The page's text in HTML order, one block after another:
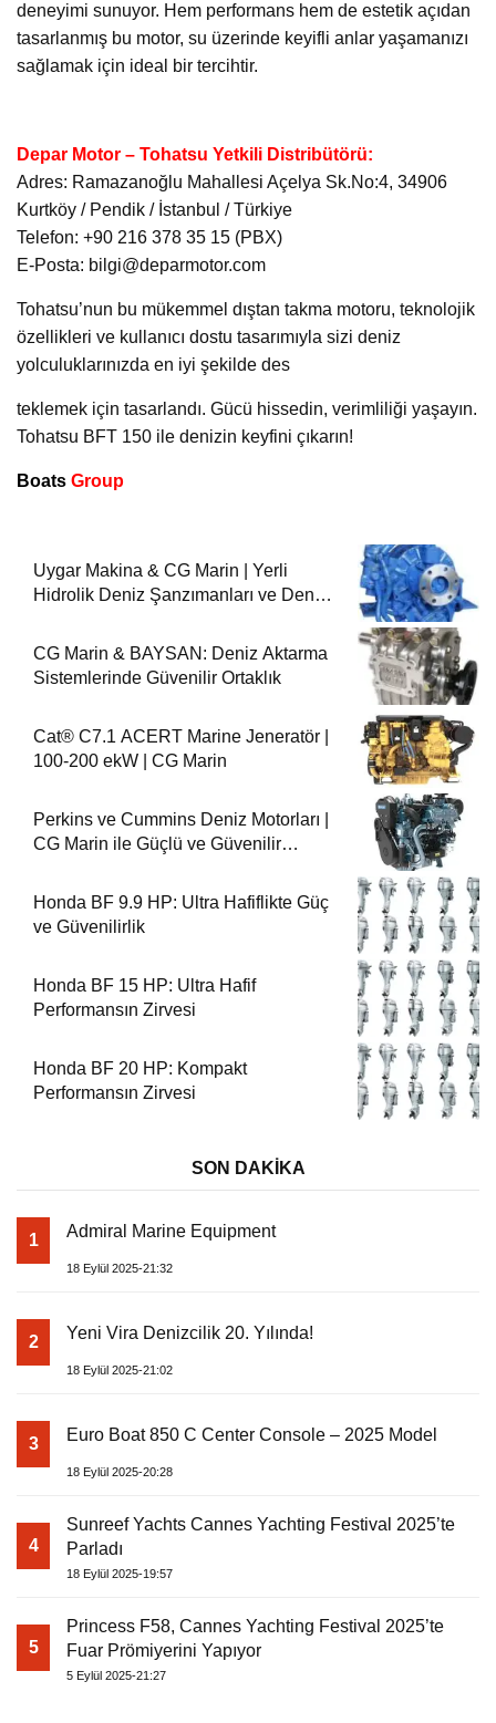
deneyimi sunuyor. Hem performans hem de estetik açıdan
tasarlanmış bu motor, su üzerinde keyifli anlar yaşamanızı
sağlamak için ideal bir tercihtir.
Depar Motor – Tohatsu Yetkili Distribütörü:
Adres: Ramazanoğlu Mahallesi Açelya Sk.No:4, 34906
Kurtköy / Pendik / İstanbul / Türkiye
Telefon: +90 216 378 35 15 (PBX)
E-Posta: bilgi@deparmotor.com
Tohatsu’nun bu mükemmel dıştan takma motoru, teknolojik
özellikleri ve kullanıcı dostu tasarımıyla sizi deniz
yolculuklarınızda en iyi şekilde des
teklemek için tasarlandı. Gücü hissedin, verimliliği yaşayın.
Tohatsu BFT 150 ile denizin keyfini çıkarın!
Boats Group
Uygar Makina & CG Marin | Yerli
Hidrolik Deniz Şanzımanları ve Deniz
CG Marin & BAYSAN: Deniz Aktarma
Sistemlerinde Güvenilir Ortaklık
Cat® C7.1 ACERT Marine Jeneratör |
100-200 ekW | CG Marin
Perkins ve Cummins Deniz Motorları |
CG Marin ile Güçlü ve Güvenilir
Honda BF 9.9 HP: Ultra Hafiflikte Güç
ve Güvenilirlik
Honda BF 15 HP: Ultra Hafif
Performansın Zirvesi
Honda BF 20 HP: Kompakt
Performansın Zirvesi
SON DAKİKA
1 Admiral Marine Equipment
18 Eylül 2025-21:32
2 Yeni Vira Denizcilik 20. Yılında!
18 Eylül 2025-21:02
3 Euro Boat 850 C Center Console – 2025 Model
18 Eylül 2025-20:28
4
Sunreef Yachts Cannes Yachting Festival 2025’te
Parladı
18 Eylül 2025-19:57
5
Princess F58, Cannes Yachting Festival 2025’te
Fuar Prömiyerini Yapıyor
5 Eylül 2025-21:27